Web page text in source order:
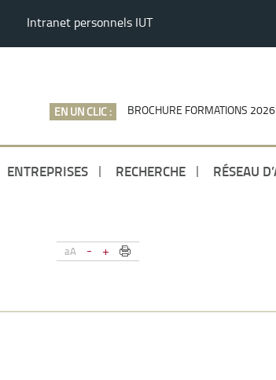
Intranet personnels IUT
EN UN CLIC : BROCHURE FORMATIONS 2026
ENTREPRISES RECHERCHE RÉSEAU
aA - +